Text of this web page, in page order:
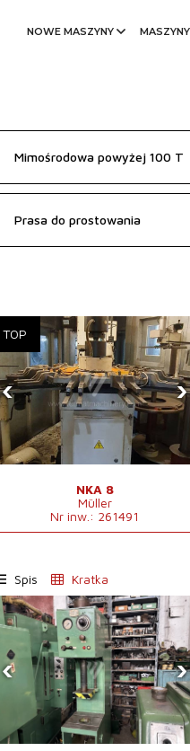
NOWE MASZYNY
Mimośrodowa powyżej 100 T
Prasa do prostowania
‹ ›
NKA 8
Müller
Nr inw.: 261491
Spis Kratka
‹ ›